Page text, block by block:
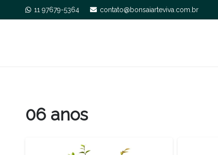
11 97679-5364 contato@bonsaiarteviva.com.br
06 anos